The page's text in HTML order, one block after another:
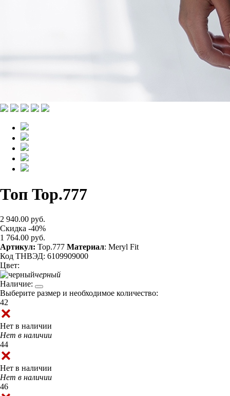
Топ Top.777
2 940.00 руб.
Скидка -40%
1 764.00 руб.
Артикул: Top.777 Материал: Meryl Fit
Код ТНВЭД: 6109909000
Цвет:
черный
Наличие:
Выберите размер и необходимое количество:
42
Нет в наличии
Нет в наличии
44
Нет в наличии
Нет в наличии
46